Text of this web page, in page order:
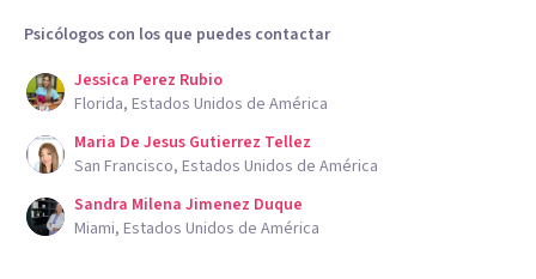
Psicólogos con los que puedes contactar
Jessica Perez Rubio
Florida, Estados Unidos de América
Maria De Jesus Gutierrez Tellez
San Francisco, Estados Unidos de América
Sandra Milena Jimenez Duque
Miami, Estados Unidos de América